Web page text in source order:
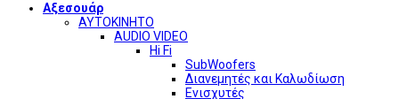
Αξεσουάρ
ΑΥΤΟΚΙΝΗΤΟ
AUDIO VIDEO
Hi Fi
SubWoofers
Διανεμητές και Καλωδίωση
Ενισχυτές